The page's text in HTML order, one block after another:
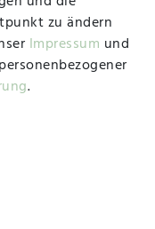
zu ändern
Impressum und
.